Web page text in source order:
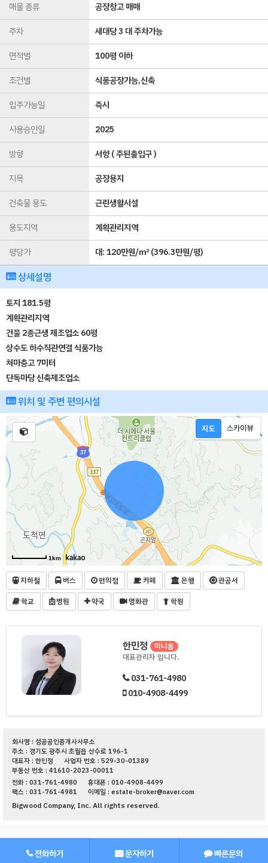
매물 종류
공장창고 매매
주차
세대당 3 대 주차가능
면적별
100평 이하
조건별
식품공장가능,신축
입주가능일
즉시
사용승인일
2025
방향
서향 ( 주된출입구 )
지목
공장용지
건축물 용도
근린생활시설
용도지역
계획관리지역
평당가
대:120만원/㎡(396.3만원/평)
상세설명
토지 181.5평
계획관리지역
건물 2종근생 제조업소 60평
상수도 하수직관연결 식품가능
처마층고 7미터
단독마당 신축제조업소
위치 및 주변 편의시설
1km
지하철 버스 편의점 카페 은행
관공서
학교
병원 약국 영화관 학원
한민정 미니홈
대표관리자 입니다.
031-761-4980
010-4908-4499
회사명 : 성공공인중개사사무소
주소 : 경기도 광주시 초월읍 산수로 196-1
대표자 : 한민정
사업자 번호 : 529-30-01389
부동산 번호 : 41610-2023-00011
전화 : 031-761-4980
휴대폰 : 010-4908-4499
팩스 : 031-761-4981
이메일 : estate-broker@naver.com
Bigwood Company, Inc. All rights reserved.
전화하기 문자하기 빠른문의